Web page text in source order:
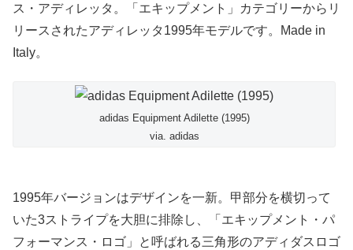
ス・アディレッタ。「エキップメント」カテゴリーからリ
リースされたアディレッタ1995年モデルです。Made in
Italy。
adidas Equipment Adilette (1995)
via. adidas
1995年バージョンはデザインを一新。甲部分を横切って
いた3ストライプを大胆に排除し、「エキップメント・パ
フォーマンス・ロゴ」と呼ばれる三角形のアディダスロゴ